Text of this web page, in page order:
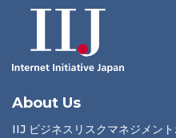
About Us
IIJ ビジネスリスクマネジメン